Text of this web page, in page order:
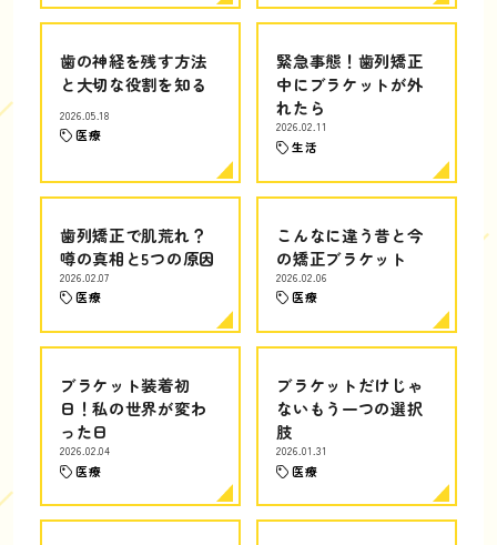
歯の神経を残す方法
と大切な役割を知る
2026.05.18
医療
緊急事態！歯列矯正
中にブラケットが外
れたら
2026.02.11
生活
歯列矯正で肌荒れ？
噂の真相と5つの原因
2026.02.07
医療
こんなに違う昔と今
の矯正ブラケット
2026.02.06
医療
ブラケット装着初
日！私の世界が変わ
った日
2026.02.04
医療
ブラケットだけじゃ
ないもう一つの選択
肢
2026.01.31
医療